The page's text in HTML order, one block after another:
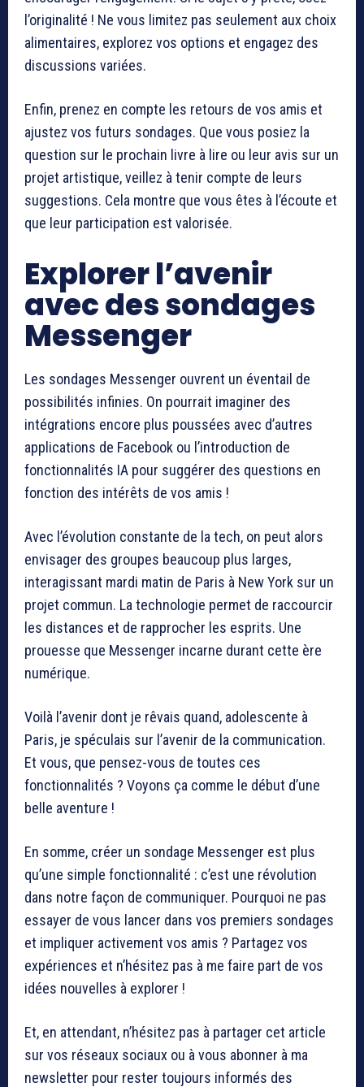
l’originalité ! Ne vous limitez pas seulement aux choix
alimentaires, explorez vos options et engagez des
discussions variées.
Enfin, prenez en compte les retours de vos amis et
ajustez vos futurs sondages. Que vous posiez la
question sur le prochain livre à lire ou leur avis sur un
projet artistique, veillez à tenir compte de leurs
suggestions. Cela montre que vous êtes à l’écoute et
que leur participation est valorisée.
Explorer l’avenir
avec des sondages
Messenger
Les sondages Messenger ouvrent un éventail de
possibilités infinies. On pourrait imaginer des
intégrations encore plus poussées avec d’autres
applications de Facebook ou l’introduction de
fonctionnalités IA pour suggérer des questions en
fonction des intérêts de vos amis !
Avec l’évolution constante de la tech, on peut alors
envisager des groupes beaucoup plus larges,
interagissant mardi matin de Paris à New York sur un
projet commun. La technologie permet de raccourcir
les distances et de rapprocher les esprits. Une
prouesse que Messenger incarne durant cette ère
numérique.
Voilà l’avenir dont je rêvais quand, adolescente à
Paris, je spéculais sur l’avenir de la communication.
Et vous, que pensez-vous de toutes ces
fonctionnalités ? Voyons ça comme le début d’une
belle aventure !
En somme, créer un sondage Messenger est plus
qu’une simple fonctionnalité : c’est une révolution
dans notre façon de communiquer. Pourquoi ne pas
essayer de vous lancer dans vos premiers sondages
et impliquer activement vos amis ? Partagez vos
expériences et n’hésitez pas à me faire part de vos
idées nouvelles à explorer !
Et, en attendant, n’hésitez pas à partager cet article
sur vos réseaux sociaux ou à vous abonner à ma
newsletter pour rester toujours informés des